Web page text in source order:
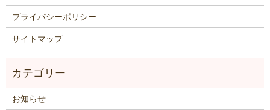
プライバシーポリシー
サイトマップ
お知らせ